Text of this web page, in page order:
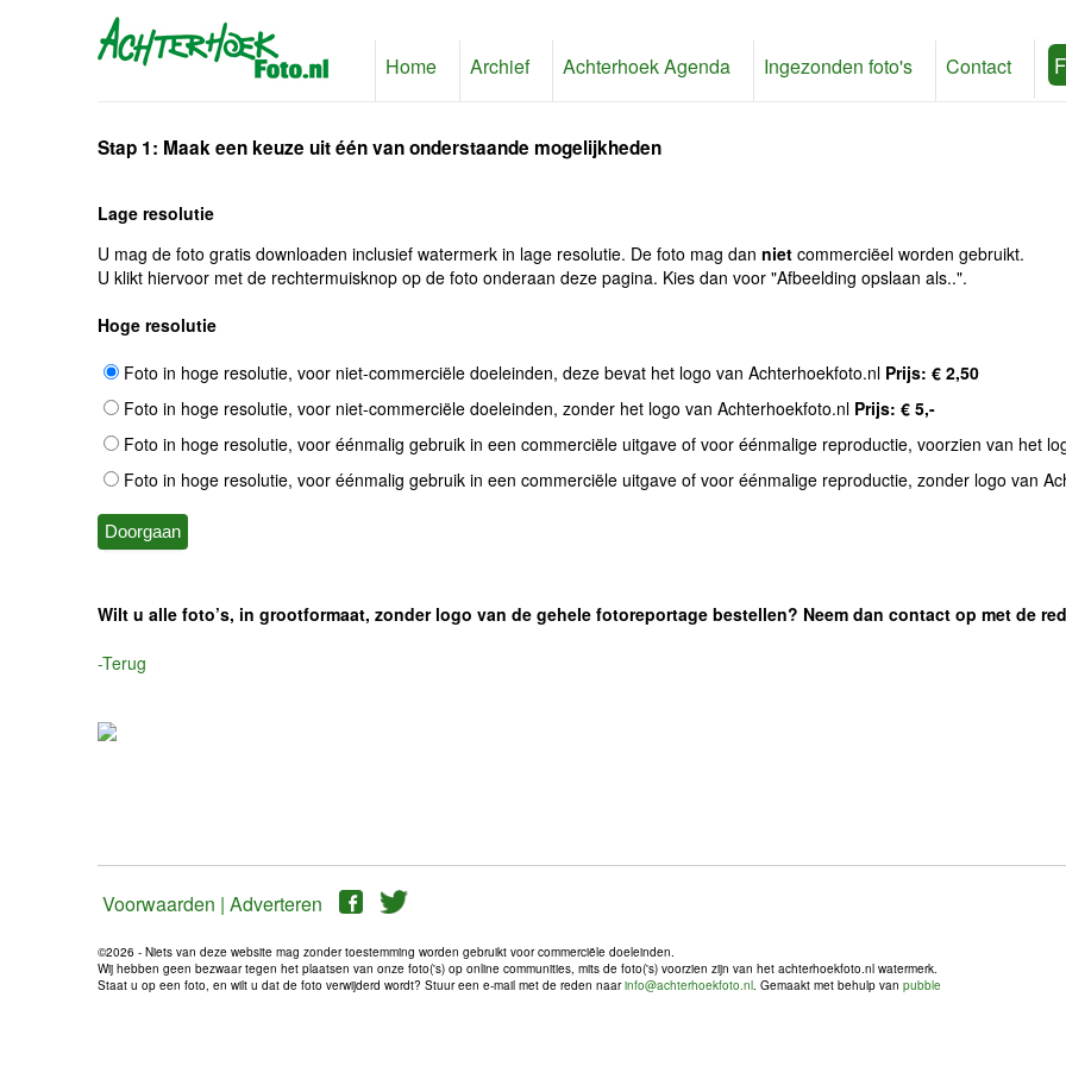
Home Archief Achterhoek Agenda Ingezonden foto's Contact
Stap 1: Maak een keuze uit één van onderstaande mogelijkheden
Lage resolutie
U mag de foto gratis downloaden inclusief watermerk in lage resolutie. De foto mag dan niet commerciëel worden gebruikt.
U klikt hiervoor met de rechtermuisknop op de foto onderaan deze pagina. Kies dan voor "Afbeelding opslaan als..".
Hoge resolutie
Foto in hoge resolutie, voor niet-commerciële doeleinden, deze bevat het logo van Achterhoekfoto.nl Prijs: € 2,50
Foto in hoge resolutie, voor niet-commerciële doeleinden, zonder het logo van Achterhoekfoto.nl Prijs: € 5,-
Foto in hoge resolutie, voor éénmalig gebruik in een commerciële uitgave of voor éénmalige reproductie, voorzien van het
Foto in hoge resolutie, voor éénmalig gebruik in een commerciële uitgave of voor éénmalige reproductie, zonder logo van
Wilt u alle foto’s, in grootformaat, zonder logo van de gehele fotoreportage bestellen? Neem dan contact op met de
-Terug
Voorwaarden | Adverteren
©2026 - Niets van deze website mag zonder toestemming worden gebruikt voor commerciële doeleinden.
Wij hebben geen bezwaar tegen het plaatsen van onze foto('s) op online communities, mits de foto('s) voorzien zijn van het achterhoekfoto.nl watermerk.
Staat u op een foto, en wilt u dat de foto verwijderd wordt? Stuur een e-mail met de reden naarinfo@achterhoekfoto.nl. Gemaakt met behulp van pubble